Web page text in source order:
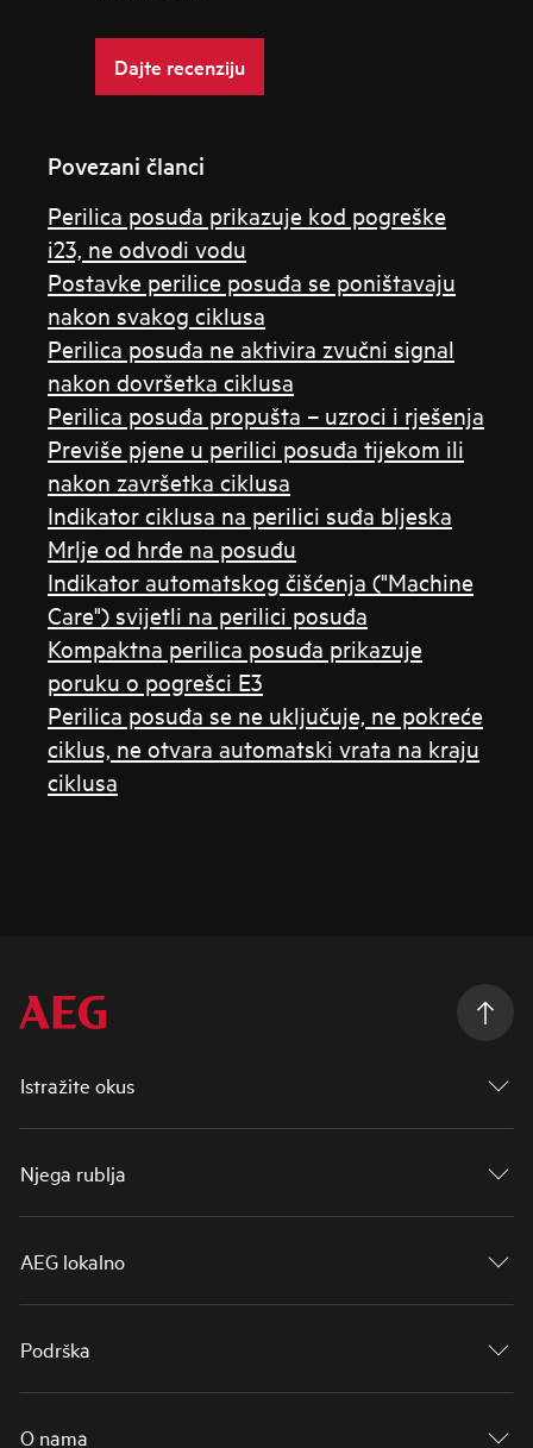
Dajte recenziju
Povezani članci
Perilica posuđa prikazuje kod pogreške
i23, ne odvodi vodu
Postavke perilice posuđa se poništavaju
nakon svakog ciklusa
Perilica posuđa ne aktivira zvučni signal
nakon dovršetka ciklusa
Perilica posuđa propušta – uzroci i rješenja
Previše pjene u perilici posuđa tijekom ili
nakon završetka ciklusa
Indikator ciklusa na perilici suđa bljeska
Mrlje od hrđe na posuđu
Indikator automatskog čišćenja ("Machine
Care") svijetli na perilici posuđa
Kompaktna perilica posuđa prikazuje
poruku o pogrešci E3
Perilica posuđa se ne uključuje, ne pokreće
ciklus, ne otvara automatski vrata na kraju
ciklusa
Istražite okus
Njega rublja
AEG lokalno
Podrška
O nama